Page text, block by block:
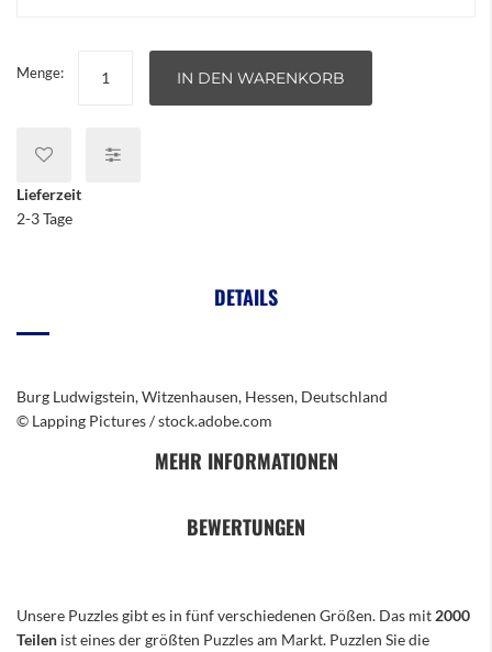
Menge: IN DEN WARENKORB
Lieferzeit
2-3 Tage
DETAILS
Burg Ludwigstein, Witzenhausen, Hessen, Deutschland
© Lapping Pictures / stock.adobe.com
MEHR INFORMATIONEN
BEWERTUNGEN
Unsere Puzzles gibt es in fünf verschiedenen Größen. Das mit 2000
Teilen ist eines der größten Puzzles am Markt. Puzzlen Sie die